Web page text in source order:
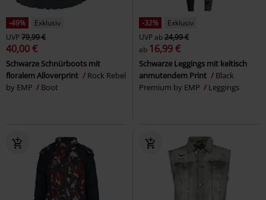
-49%
Exklusiv
UVP79,99 €
40,00 €
Schwarze Schnürboots mit
floralem Alloverprint
Rock Rebel
by EMP
Boot
-32%
Exklusiv
UVPab24,99 €
ab 16,99 €
Schwarze Leggings mit keltisch
anmutendem Print
Black
Premium by EMP
Leggings